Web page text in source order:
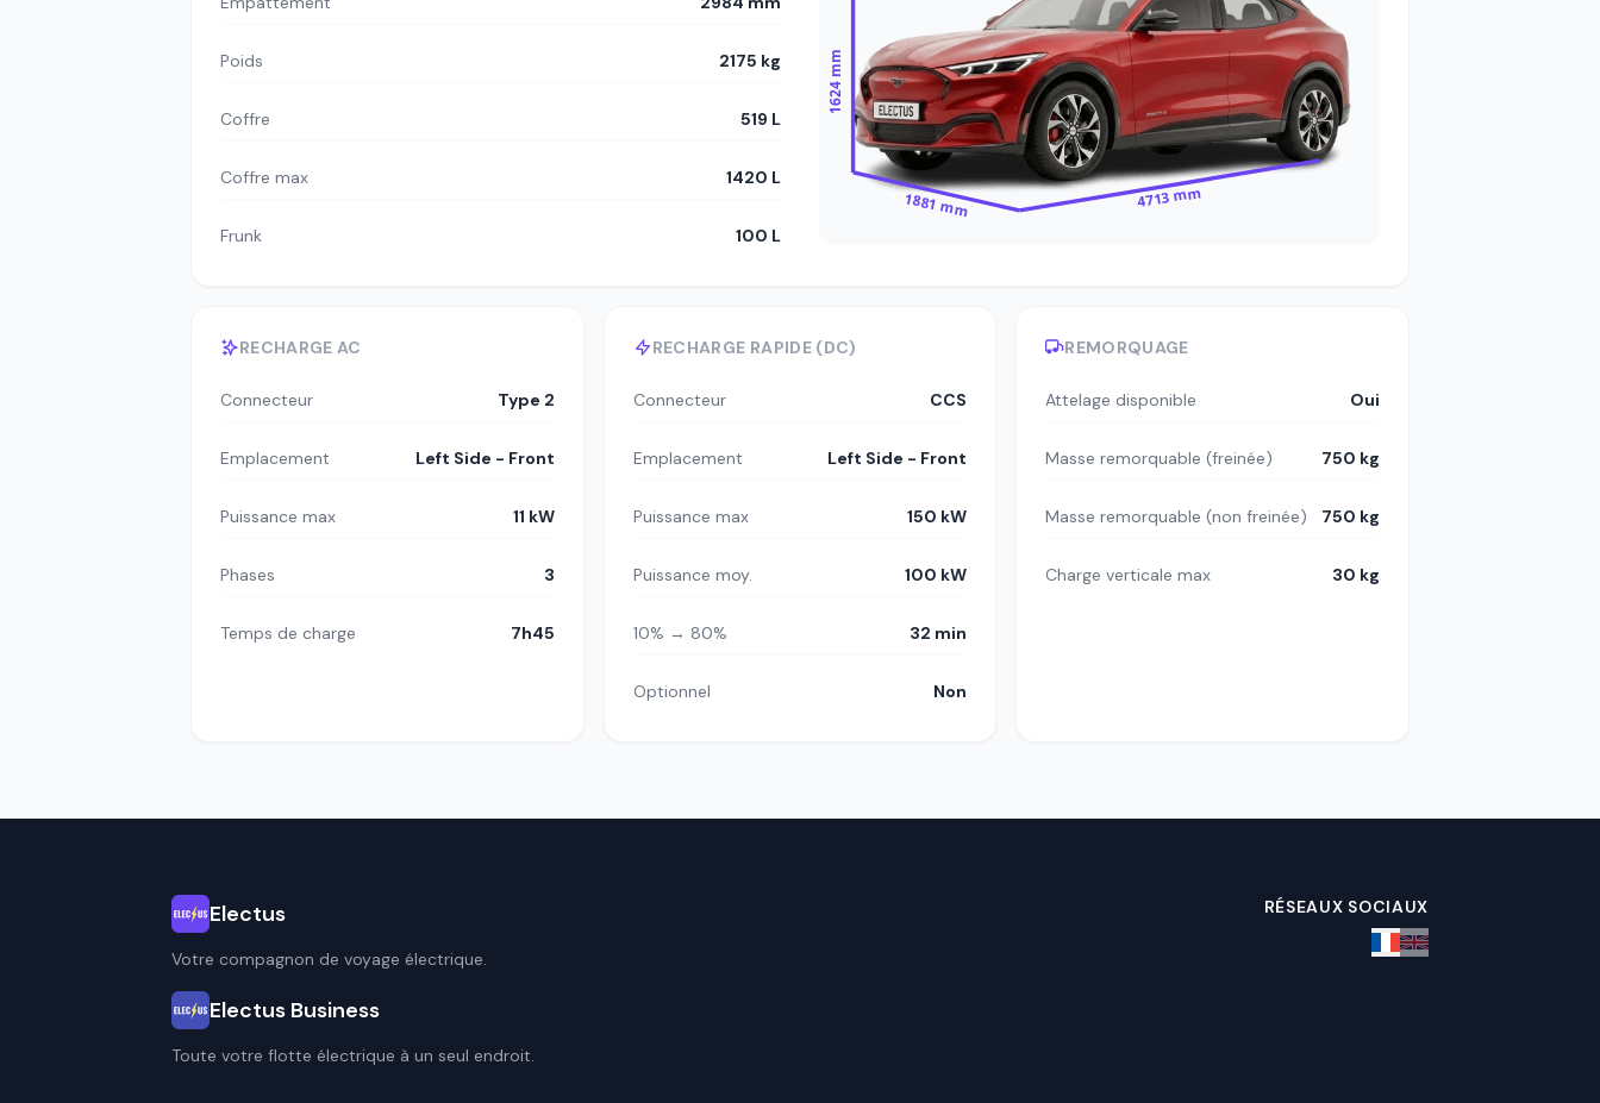
Poids 2175 kg
Coffre 519 L
Coffre max 1420 L
Frunk 100 L
1624 mm
1881 mm 4713 mm
RECHARGE AC
Connecteur Type 2
Emplacement Left Side - Front
Puissance max 11 kW
Phases 3
Temps de charge 7h45
RECHARGE RAPIDE (DC)
Connecteur CCS
Emplacement Left Side - Front
Puissance max 150 kW
Puissance moy. 100 kW
10% → 80% 32 min
Optionnel Non
REMORQUAGE
Attelage disponible Oui
Masse remorquable (freinée) 750 kg
Masse remorquable (non freinée) 750 kg
Charge verticale max 30 kg
Electus
Votre compagnon de voyage électrique.
Electus Business
Toute votre flotte électrique à un seul endroit.
RÉSEAUX SOCIAUX